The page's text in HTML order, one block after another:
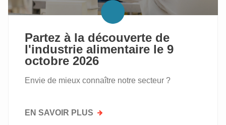
Partez à la découverte de
l'industrie alimentaire le 9
octobre 2026
Envie de mieux connaître notre secteur ?
EN SAVOIR PLUS SUR